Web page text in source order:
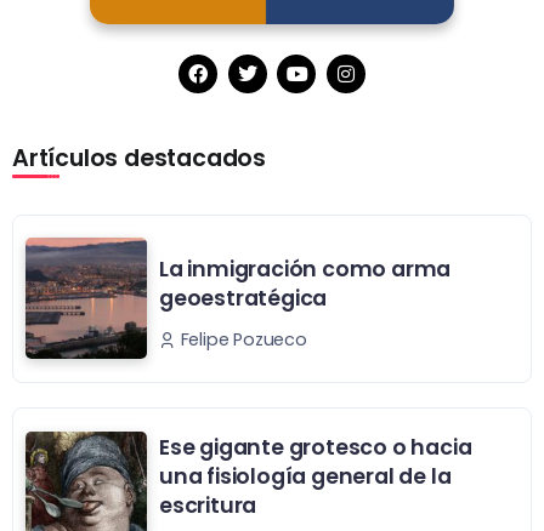
Artículos destacados
La inmigración como arma
geoestratégica
Felipe Pozueco
Ese gigante grotesco o hacia
una fisiología general de la
escritura